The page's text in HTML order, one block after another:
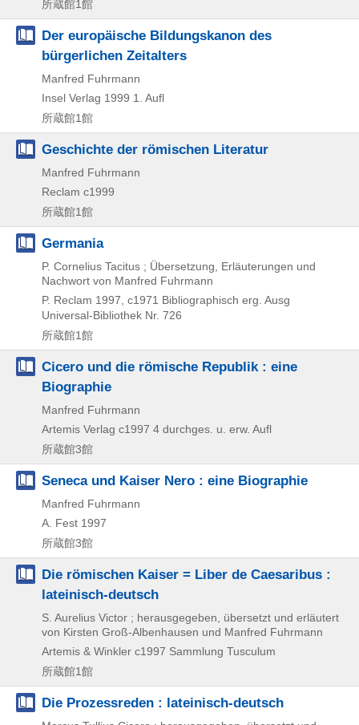
所蔵館1館
Der europäische Bildungskanon des
bürgerlichen Zeitalters
Manfred Fuhrmann
Insel Verlag 1999 1. Aufl
所蔵館1館
Geschichte der römischen Literatur
Manfred Fuhrmann
Reclam c1999
所蔵館1館
Germania
P. Cornelius Tacitus ; Übersetzung, Erläuterungen und
Nachwort von Manfred Fuhrmann
P. Reclam 1997, c1971 Bibliographisch erg. Ausg
Universal-Bibliothek Nr. 726
所蔵館1館
Cicero und die römische Republik : eine
Biographie
Manfred Fuhrmann
Artemis Verlag c1997 4 durchges. u. erw. Aufl
所蔵館3館
Seneca und Kaiser Nero : eine Biographie
Manfred Fuhrmann
A. Fest 1997
所蔵館3館
Die römischen Kaiser = Liber de Caesaribus :
lateinisch-deutsch
S. Aurelius Victor ; herausgegeben, übersetzt und erläutert
von Kirsten Groß-Albenhausen und Manfred Fuhrmann
Artemis & Winkler c1997 Sammlung Tusculum
所蔵館1館
Die Prozessreden : lateinisch-deutsch